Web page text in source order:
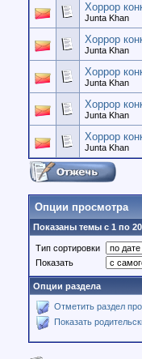
Хоррор
Junta Khan
Хоррор
Junta Khan
Хоррор
Junta Khan
Хоррор
Junta Khan
Хоррор
Junta Khan
Опции просмотра
Показаны темы с 1 по 20
Тип сортировки
Показать
Опции раздела
Отметить раздел
Показать